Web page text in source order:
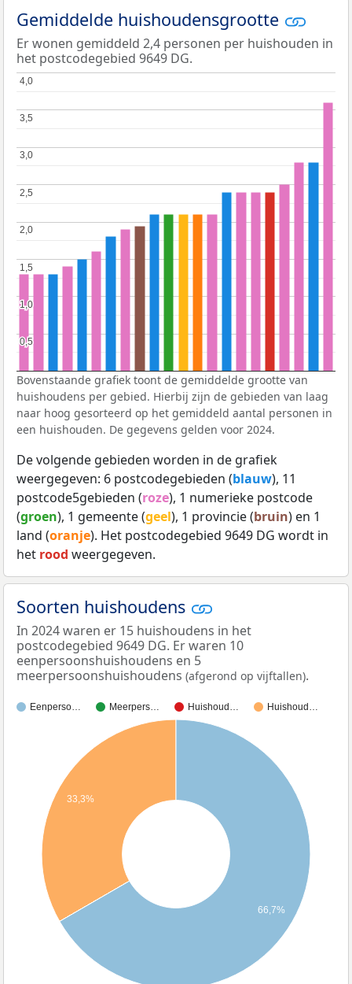
Gemiddelde huishoudensgrootte
Er wonen gemiddeld 2,4 personen per huishouden in
het postcodegebied 9649 DG.
0,5
0,5
1,0
1,0
1,5
1,5
2,0
2,0
2,5
2,5
3,0
3,0
3,5
3,5
4,0
4,0
Bovenstaande grafiek toont de gemiddelde grootte van
huishoudens per gebied. Hierbij zijn de gebieden van laag
naar hoog gesorteerd op het gemiddeld aantal personen in
een huishouden. De gegevens gelden voor 2024.
De volgende gebieden worden in de grafiek
weergegeven: 6 postcodegebieden (blauw), 11
postcode5gebieden (roze), 1 numerieke postcode
(groen), 1 gemeente (geel), 1 provincie (bruin) en 1
land (oranje). Het postcodegebied 9649 DG wordt in
het rood weergegeven.
Soorten huishoudens
In 2024 waren er 15 huishoudens in het
postcodegebied 9649 DG. Er waren 10
eenpersoonshuishoudens en 5
meerpersoonshuishoudens (afgerond op vijftallen).
Eenperso… Meerpers… Huishoud… Huishoud…
33,3%
66,7%